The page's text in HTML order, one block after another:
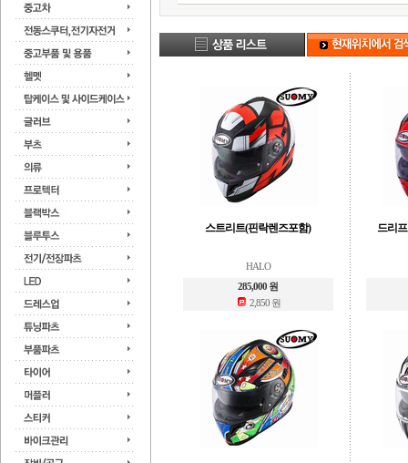
스트리트(핀락렌즈포함)
HALO
285,000 원
2,850 원
드리